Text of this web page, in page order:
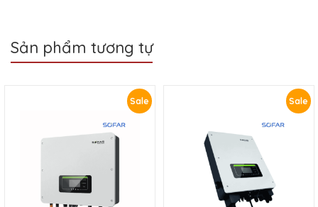
Sản phẩm tương tự
Sale Sale